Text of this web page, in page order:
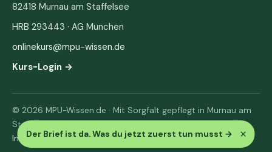
Der Brief ist da. Was du jetzt zuerst tun musst → ×
82418 Murnau am Staffelsee
HRB 293443 · AG München
onlinekurs@mpu-wissen.de
Kurs-Login →
© 2026 MPU-Wissen.de · Mit Sorgfalt gepflegt in Murnau am
Staffelsee
Impressum· Datenschutz & AGB